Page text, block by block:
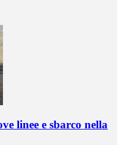
linee e sbarco nella